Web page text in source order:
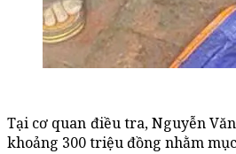
Tại cơ quan điều tra, Nguyễn
khoảng 300 triệu đồng nhằm